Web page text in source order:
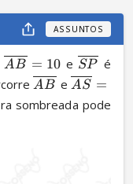
ASSUNTOS
AB = 10 e SP é
AB e AS =
sombreada pode